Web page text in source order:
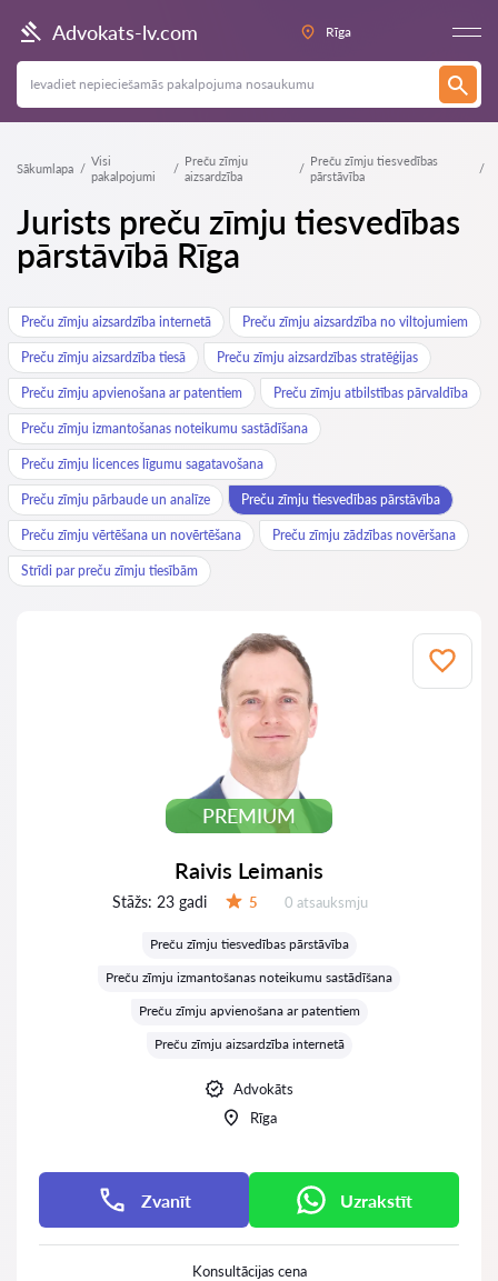
Advokats-lv.com Rīga
Sākumlapa
Visi
pakalpojumi
Preču zīmju
aizsardzība
Preču zīmju tiesvedības
pārstāvība
Jurists preču zīmju tiesvedības
pārstāvībā Rīga
Preču zīmju aizsardzība internetā Preču zīmju aizsardzība no viltojumiem
Preču zīmju aizsardzība tiesā Preču zīmju aizsardzības stratēģijas
Preču zīmju apvienošana ar patentiem Preču zīmju atbilstības pārvaldība
Preču zīmju izmantošanas noteikumu sastādīšana
Preču zīmju licences līgumu sagatavošana
Preču zīmju pārbaude un analīze Preču zīmju tiesvedības pārstāvība
Preču zīmju vērtēšana un novērtēšana Preču zīmju zādzības novēršana
Strīdi par preču zīmju tiesībām
PREMIUM
Raivis Leimanis
Stāžs: 23 gadi 5 Atsauksmes:
0 atsauksmju
Preču zīmju tiesvedības pārstāvība
Preču zīmju izmantošanas noteikumu sastādīšana
Preču zīmju apvienošana ar patentiem
Preču zīmju aizsardzība internetā
Advokāts
Rīga
Zvanīt Uzrakstīt
Konsultācijas cena